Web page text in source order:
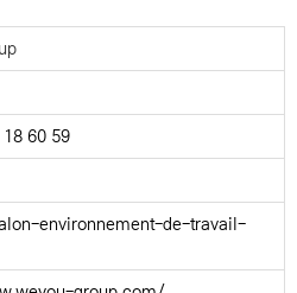
18 60 59
environnement-de-travail-